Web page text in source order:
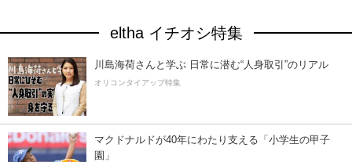
eltha イチオシ特集
川島海荷さんと学ぶ 日常に潜む“人身取引”のリアル
オリコンタイアップ特集
マクドナルドが40年にわたり支える「小学生の甲子
園」